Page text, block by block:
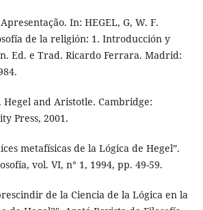
In: HEGEL, G, W. F.
de la religión: 1. Introducción y
Ed. e Trad. Ricardo Ferrara. Madrid:
Hegel and Aristotle. Cambridge:
Press, 2001.
metafísicas de la Lógica de Hegel”.
vol. VI, n° 1, 1994, pp. 49-59.
prescindir de la Ciencia de la Lógica en la